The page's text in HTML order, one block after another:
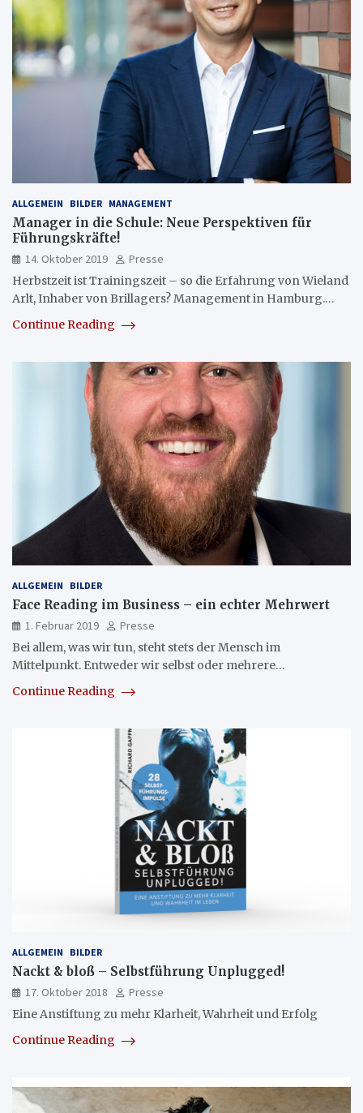
ALLGEMEIN BILDER MANAGEMENT
Manager in die Schule: Neue Perspektiven für
Führungskräfte!
14. Oktober 2019
Presse
Herbstzeit ist Trainingszeit – so die Erfahrung von Wieland
Arlt, Inhaber von Brillagers? Management in Hamburg.…
Continue Reading
ALLGEMEIN BILDER
Face Reading im Business – ein echter Mehrwert
1. Februar 2019
Presse
Bei allem, was wir tun, steht stets der Mensch im
Mittelpunkt. Entweder wir selbst oder mehrere…
Continue Reading
ALLGEMEIN BILDER
Nackt & bloß – Selbstführung Unplugged!
17. Oktober 2018
Presse
Eine Anstiftung zu mehr Klarheit, Wahrheit und Erfolg
Continue Reading